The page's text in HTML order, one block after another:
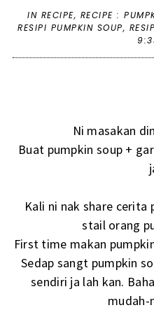
IN RECIPE, RECIPE :
RESIPI PUMPKIN SOUP,
Ni masakan
Buat pumpkin soup +
Kali ni nak share cerita
stail orang
First time makan
Sedap sangt pumpkin
sendiri ja lah kan.
mudah-